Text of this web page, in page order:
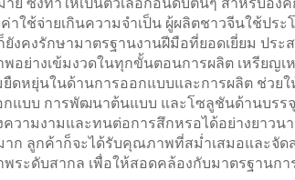
ใช้จ่ายเกินความจำเป็น ผู้ผลิตชาวจีนใช้ป
งคงรักษามาตรฐานงานฝีมือที่ยอดเยี่ยม ป
างเข้มงวดในทุกขั้นตอนการผลิต เหรียญ
ดหยุ่นในด้านการออกแบบและการผลิต ช่วย
แบบ การพัฒนาต้นแบบ และโซลูชันด้านบร
ามงามและทนต่อการสึกหรอได้อย่างยาว
ก ลูกค้าก็จะได้รับคุณภาพที่สม่ำเสมอและจัด
ะดับสากล เพื่อให้สอดคล้องกับมาตรฐานก